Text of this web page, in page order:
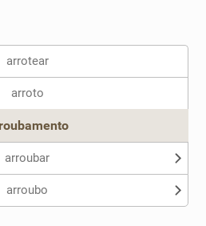
me ajudou
arrotear
arroto
arroubar
arroubo